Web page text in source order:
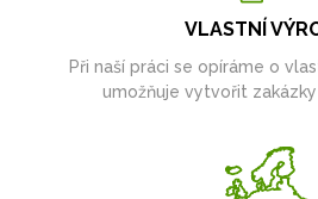
VLASTNÍ
Při naší práci se opíráme o
umožňuje vytvořit